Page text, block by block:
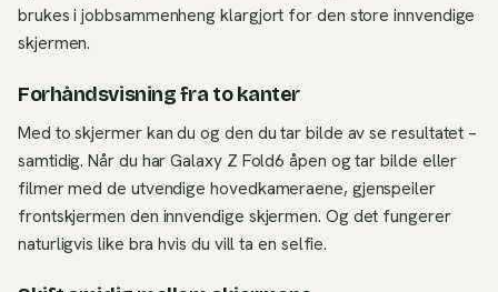
brukes i jobbsammenheng klargjort for den store innvendige
skjermen.
Forhåndsvisning fra to kanter
Med to skjermer kan du og den du tar bilde av se resultatet –
samtidig. Når du har Galaxy Z Fold6 åpen og tar bilde eller
filmer med de utvendige hovedkameraene, gjenspeiler
frontskjermen den innvendige skjermen. Og det fungerer
naturligvis like bra hvis du vill ta en selfie.